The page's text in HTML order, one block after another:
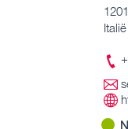
Italië